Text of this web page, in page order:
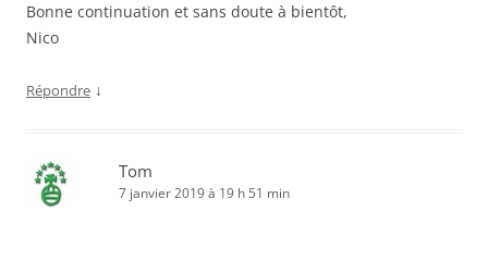
Bonne continuation et sans doute à bientôt,
Nico
Répondre ↓
Tom
7 janvier 2019 à 19 h 51 min